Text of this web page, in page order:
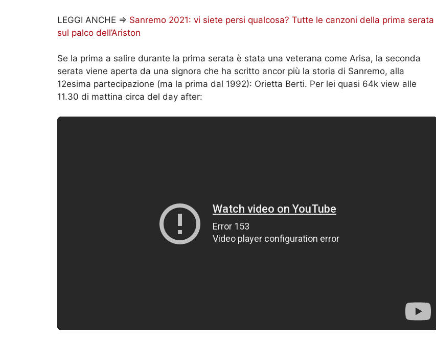
LEGGI ANCHE => Sanremo 2021: vi siete persi qualcosa? Tutte le canzoni della prima serata
sul palco dell’Ariston
Se la prima a salire durante la prima serata è stata una veterana come Arisa, la seconda
serata viene aperta da una signora che ha scritto ancor più la storia di Sanremo, alla
12esima partecipazione (ma la prima dal 1992): Orietta Berti. Per lei quasi 64k view alle
11.30 di mattina circa del day after: